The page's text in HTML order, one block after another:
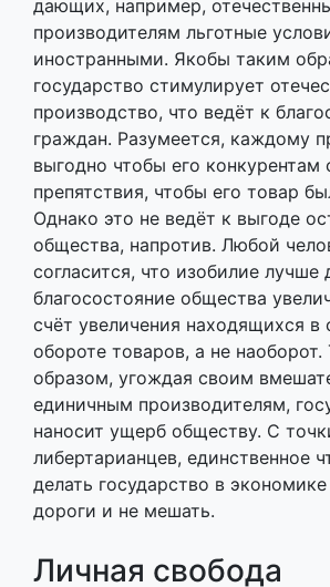
дающих, например,
производителям льготные
иностранными. Якобы таким
государство стимулирует
производство, что ведёт к
граждан. Разумеется, каждому
выгодно чтобы его конкурентам
препятствия, чтобы его товар
Однако это не ведёт к выгоде
общества, напротив. Любой
согласится, что изобилие лучше
благосостояние общества
счёт увеличения находящихся в
обороте товаров, а не наоборот.
образом, угождая своим
единичным производителям,
наносит ущерб обществу. С
либертарианцев, единственное
делать государство в
дороги и не мешать.
Личная свобода